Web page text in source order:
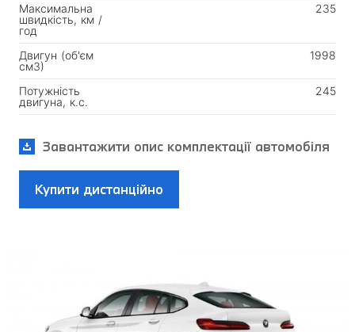
Максимальна
швидкість, км /
год
235
Двигун (об'єм
см3)
1998
Потужність
двигуна, к.с.
245
Завантажити опис комплектації автомобіля
Купити дистанційно